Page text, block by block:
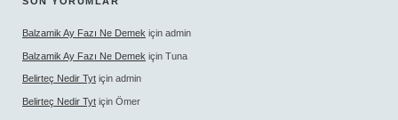
Balzamik Ay Fazı Ne Demek için admin
Balzamik Ay Fazı Ne Demek için Tuna
Belirteç Nedir Tyt için admin
Belirteç Nedir Tyt için Ömer